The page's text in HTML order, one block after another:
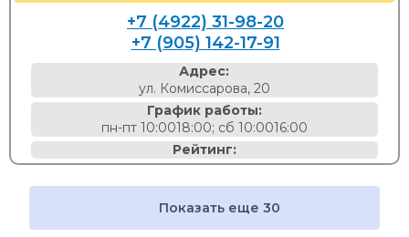
+7 (4922) 31-98-20
+7 (905) 142-17-91
Адрес:
ул. Комиссарова, 20
График работы:
пн-пт 10:0018:00; сб 10:0016:00
Рейтинг:
Показать еще 30